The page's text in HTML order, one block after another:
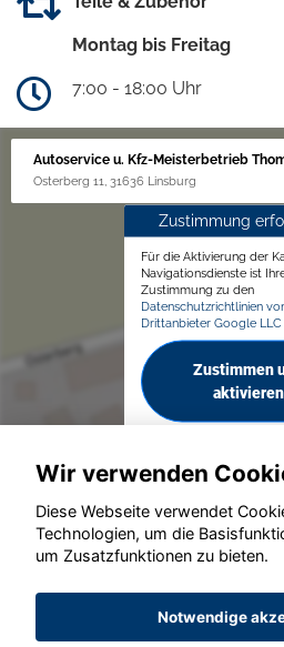
Montag bis Freitag
7:00 - 18:00 Uhr
Autoservice u. Kfz-Meisterbetrieb
Osterberg 11, 31636 Linsburg
Zustimmung
Für die Aktivierung der
Navigationsdienste ist
Zustimmung zu den
Datenschutzrichtlinien
Drittanbieter Google LLC
Zustimmen
aktivieren
© konjunkturmotor.de
Wir verwenden
Diese Webseite verwendet
Technologien, um die
um Zusatzfunktionen zu bieten.
Notwendige